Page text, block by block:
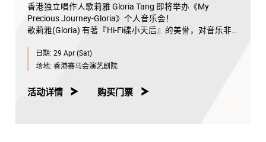
香港独立唱作人歌莉雅 Gloria Tang 即将举办《My
Precious Journey-Gloria》个人音乐会！
歌莉雅(Gloria) 有著『Hi-Fi碟小天后』的美誉，对音乐非
创作不同风格的歌曲。她擅长声乐，曾为多部独立电影及
广告配乐，亦曾为不少天王巨星担任演唱会的和音及嘉
炙人口广告歌，使她的声音备受青睐。
日期: 29 Apr (Sat)
场地: 香港赛马会演艺剧院
活动详情 购买门票